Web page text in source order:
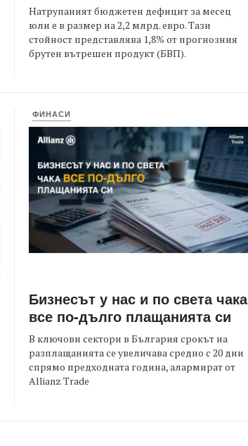
Натрупаният бюджетен дефицит за месец
юли е в размер на 2,2 млрд. евро. Тази
стойност представлява 1,8% от прогнозния
брутен вътрешен продукт (БВП).
ФИНАСИ
Бизнесът у нас и по света чака
все по-дълго плащанията си
В ключови сектори в България срокът на
разплащанията се увеличава средно с 20 дни
спрямо предходната година, алармират от
Allianz Trade